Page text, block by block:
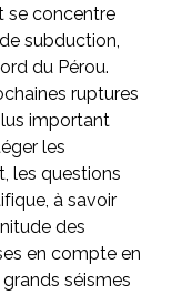
se concentre
subduction,
du Pérou.
ruptures
important
les
les questions
à savoir
des
en compte en
séismes